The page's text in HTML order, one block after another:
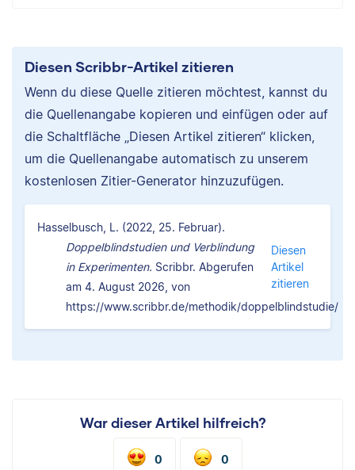
Diesen Scribbr-Artikel zitieren
Wenn du diese Quelle zitieren möchtest, kannst du
die Quellenangabe kopieren und einfügen oder auf
die Schaltfläche „Diesen Artikel zitieren“ klicken,
um die Quellenangabe automatisch zu unserem
kostenlosen Zitier-Generator hinzuzufügen.
Hasselbusch, L. (2022, 25. Februar).
Doppelblindstudien und Verblindung
in Experimenten. Scribbr. Abgerufen
am 4. August 2026, von
https://www.scribbr.de/methodik/doppelblindstudie/
Diesen
Artikel
zitieren
War dieser Artikel hilfreich?
0 0